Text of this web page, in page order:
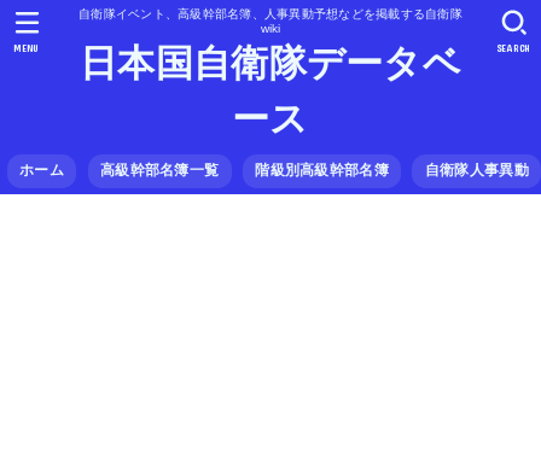
自衛隊イベント、高級幹部名簿、人事異動予想などを掲載する自衛隊
wiki
日本国自衛隊データベ
ース
ホーム 高級幹部名簿一覧 階級別高級幹部名簿 自衛隊人事異動
SEARCH
MENU